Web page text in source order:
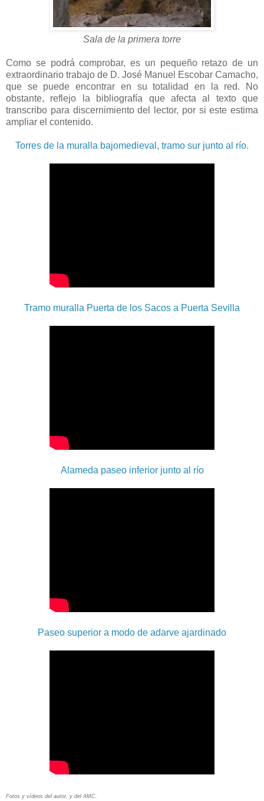
Sala de la primera torre
Como se podrá comprobar, es un pequeño retazo de un
extraordinario trabajo de D. José Manuel Escobar Camacho,
que se puede encontrar en su totalidad en la red. No
obstante, reflejo la bibliografía que afecta al texto que
transcribo para discernimiento del lector, por si este estima
ampliar el contenido.
Torres de la muralla bajomedieval, tramo sur junto al río.
Tramo muralla Puerta de los Sacos a Puerta Sevilla
Alameda paseo inferior junto al río
Paseo superior a modo de adarve ajardinado
Fotos y vídeos del autor, y del AMC.